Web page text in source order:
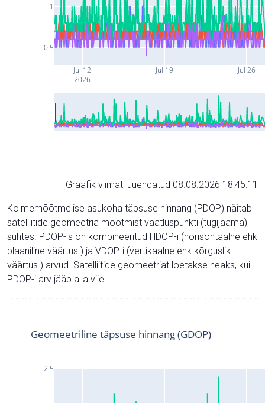
Jul 12
2026
Jul 19 Jul 26
0.5
1
Graafik viimati uuendatud 08.08.2026 18:45:11
Kolmemõõtmelise asukoha täpsuse hinnang (PDOP) näitab
satelliitide geomeetria mõõtmist vaatluspunkti (tugijaama)
suhtes. PDOP-is on kombineeritud HDOP-i (horisontaalne ehk
plaaniline väärtus ) ja VDOP-i (vertikaalne ehk kõrguslik
väärtus ) arvud. Satelliitide geomeetriat loetakse heaks, kui
PDOP-i arv jääb alla viie.
2.5
Geomeetriline täpsuse hinnang (GDOP)